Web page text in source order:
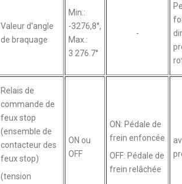
Valeur d'angle
de braquage
Min.:
-3276,8°,
Max.:
3 276.7°
-
Relais de
commande de
feux stop
(ensemble de
contacteur des
feux stop)
(tension
ON ou
OFF
ON: Pédale de
frein enfoncée
OFF: Pédale de
frein relâchée